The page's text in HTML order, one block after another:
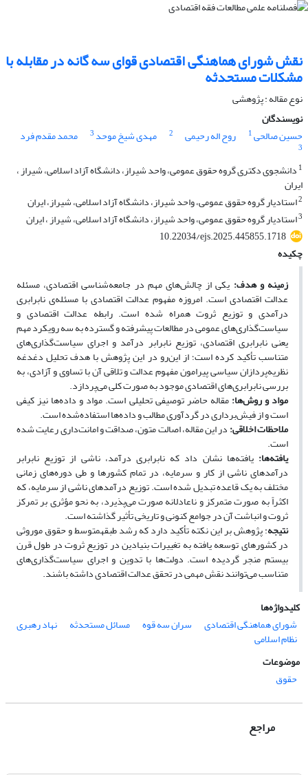
نقش شورای هماهنگی اقتصادی قوای سه گانه در مقابله با
مشکلات مستحدثه
نوع مقاله : پژوهشی
نویسندگان
حسین صالحی1 روح اله رحیمی 2 مهدی شیخ موحد 3 محمد مقدم فرد
3
1 دانشجوی دکتری گروه حقوق عمومی، واحد شیراز، دانشگاه آزاد اسلامی، شیراز ،
ایران
2استادیار گروه حقوق عمومی، واحد شیراز، دانشگاه آزاد اسلامی، شیراز، ایران
3استادیار گروه حقوق عمومی، واحد شیراز، دانشگاه آزاد اسلامی، شیراز ، ایران
10.22034/ejs.2025.445855.1718
چکیده
زمینه و هدف: یکی از چالش‌های مهم در جامعه‌شناسی اقتصادی، مسئله
عدالت اقتصادی است. امروزه مفهوم عدالت اقتصادی با مسئله‌ی نابرابری
درآمدی و توزیع ثروت همراه شده است. رابطه‌ عدالت اقتصادی و
سیاست‌گذاری‌های عمومی در مطالعات پیشرفته و گسترده به سه رویکرد مهم
یعنی نابرابری اقتصادی، توزیع نابرابر درآمد و اجرای سیاست‌گذاری‌های
متناسب تأکید کرده است؛ از این‌رو در این پژوهش با هدف تحلیل دغدغه‌
نظریه‌پردازان سیاسی پیرامون مفهوم عدالت و تلاقی آن با تساوی و آزادی، به
بررسی نابرابری‌های اقتصادی موجود به صورت کلی می‌پردازد.
مواد و روش‌ها:مقاله حاضر توصیفی تحلیلی است. مواد و داده‌ها نیز کیفی
است و از فیش‌برداری در گردآوری مطالب و داده‌ها استفاده‌شده است.
ملاحظات اخلاقی:در این مقاله، اصالت متون، صداقت و امانت‌داری رعایت شده
است.
یافته‌ها: یافته‌ها نشان داد که نابرابری درآمد، ناشی از توزیع نابرابر
درآمدهای ناشی از کار و سرمایه، در تمام کشورها و طی دوره‌های زمانی
مختلف به یک قاعده تبدیل شده است. توزیع درآمدهای ناشی از سرمایه، که
اکثراً به صورت متمرکز و ناعادلانه صورت می‌پذیرد، به نحو مؤثری بر تمرکز
ثروت و انباشت آن در جوامع کنونی و تاریخی تأثیر گذاشته است.
نتیجه: پژوهش بر این نکته تأکید دارد که رشد طبقهمتوسط و حقوق موروثی
در کشورهای توسعه یافته به تغییرات بنیادین در توزیع ثروت در طول قرن
بیستم منجر گردیده است. دولت‌ها با تدوین و اجرای سیاست‌گذاری‌های
متناسب می‌توانند نقش مهمی در تحقق عدالت اقتصادی داشته باشند.
کلیدواژه‌ها
شورای هماهنگی اقتصادی
سران سه قوه مسائل مستحدثه نهاد رهبری
نظام اسلامی
موضوعات
حقوق
مراجع